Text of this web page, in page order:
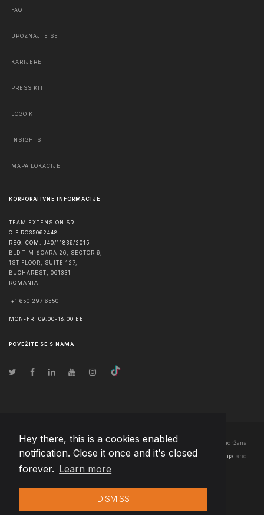
Hey there, this is a cookies enabled
notification. Close it once and it's closed
forever. Learn more
DISMISS
FAQ
UPOZNAJTE SE
KARIJERE
PRESS KIT
LOGO KIT
INSIGHTS
MAPA LOKACIJE
KORPORATIVNE INFORMACIJE
TEAM EXTENSION SRL
CIF RO35062448
REG. COM. J40/11836/2015
BLD TIMIȘOARA 26, SECTOR 6,
1ST FLOOR, SUITE 127,
BUCHAREST
061331
ROMANIA
+1 650 297 6550
MON-FRI 09:00-18:00 EET
POVEŽITE SE S NAMA
© Autorska prava 2026 Team Extension Bosnia Herzegovina - Sva prava zadržana
Changelog● Korišćenjem ove stranice slažete se sa našimPravila korištenja and
Politika privatnosti